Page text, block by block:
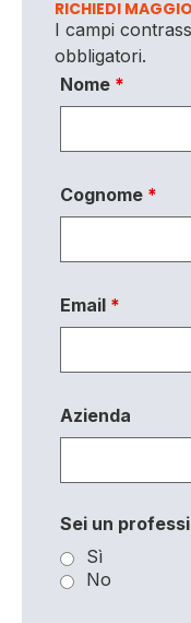
RICHIEDI
I campi
obbligatori.
Nome *
Cognome *
Email *
Azienda
Sei un
Sì
No